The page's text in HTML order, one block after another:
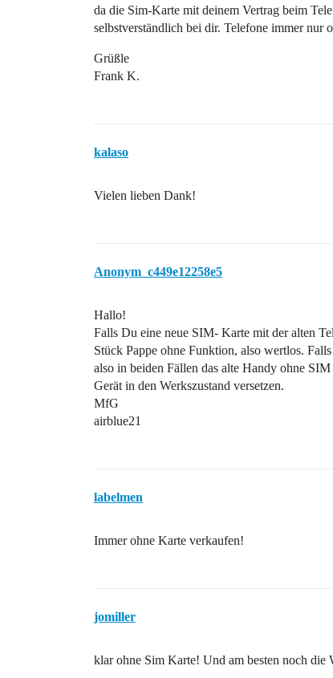
da die Sim-Karte mit deinem Vertrag beim
selbstverständlich bei dir. Telefone immer nur
Grüßle
Frank K.
kalaso
Vielen lieben Dank!
Anonym_c449e12258e5
Hallo!
Falls Du eine neue SIM- Karte mit der alten
Stück Pappe ohne Funktion, also wertlos.
also in beiden Fällen das alte Handy ohne
Gerät in den Werkszustand versetzen.
MfG
airblue21
labelmen
Immer ohne Karte verkaufen!
jomiller
klar ohne Sim Karte! Und am besten noch